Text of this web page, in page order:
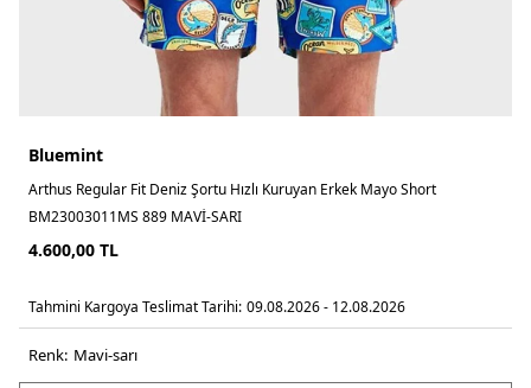
Bluemint
Arthus Regular Fit Deniz Şortu Hızlı Kuruyan Erkek Mayo Short
BM23003011MS 889 MAVİ-SARI
4.600,00 TL
Tahmini Kargoya Teslimat Tarihi: 09.08.2026 - 12.08.2026
Renk: mavi̇-sari